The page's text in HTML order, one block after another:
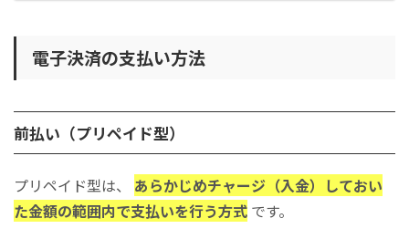
電子決済の支払い方法
前払い（プリペイド型）
プリペイド型は、 あらかじめチャージ（入金）しておい
た金額の範囲内で支払いを行う方式 です。